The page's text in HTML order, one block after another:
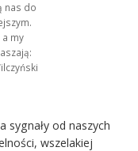
nas do
my
sygnały od naszych
wszelakiej